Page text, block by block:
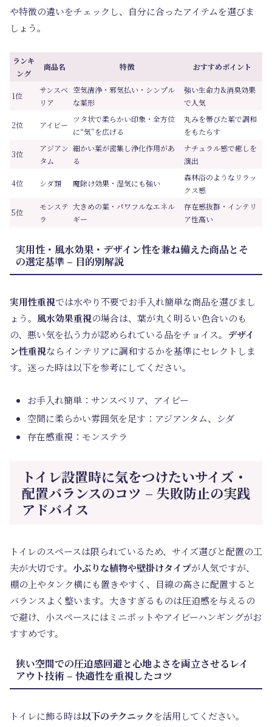
や特徴の違いをチェックし、自分に合ったアイテムを選びま
しょう。
ランキ
ング
商品名 特徴 おすすめポイント
1位
サンスベ
リア
空気清浄・邪気払い・シンプル
な葉形
強い生命力&消臭効果
で人気
2位 アイビー
ツタ状で柔らかい印象・全方位
に“気”を広げる
丸みを帯びた葉で調和
をもたらす
3位
アジアン
タム
細かい葉が密集し浄化作用があ
る
ナチュラル感で癒しを
演出
4位 シダ類 魔除け効果・湿気にも強い
森林浴のようなリラッ
クス感
5位
モンステ
ラ
大きめの葉・パワフルなエネル
ギー
存在感抜群・インテリ
ア性高い
実用性・風水効果・デザイン性を兼ね備えた商品とそ
の選定基準 – 目的別解説
実用性重視では水やり不要でお手入れ簡単な商品を選びまし
ょう。 風水効果重視の場合は、葉が丸く明るい色合いのも
の、悪い気を払う力が認められている品をチョイス。 デザイ
ン性重視ならインテリアに調和するかを基準にセレクトしま
す。迷った時は以下を参考にしてください。
お手入れ簡単：サンスベリア、アイビー
空間に柔らかい雰囲気を足す：アジアンタム、シダ
存在感重視：モンステラ
トイレ設置時に気をつけたいサイズ・
配置バランスのコツ – 失敗防止の実践
アドバイス
トイレのスペースは限られているため、サイズ選びと配置の工
夫が大切です。 小ぶりな植物や壁掛けタイプが人気ですが、
棚の上やタンク横にも置きやすく、目線の高さに配置すると
バランスよく整います。大きすぎるものは圧迫感を与えるの
で避け、小スペースにはミニポットやアイビーハンギングがお
すすめです。
狭い空間での圧迫感回避と心地よさを両立させるレイ
アウト技術 – 快適性を重視したコツ
トイレに飾る時は以下のテクニックを活用してください。